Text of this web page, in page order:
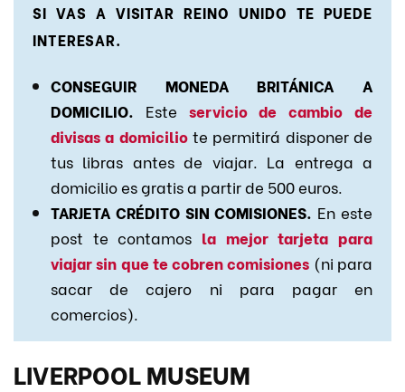
SI VAS A VISITAR REINO UNIDO TE PUEDE
INTERESAR.
CONSEGUIR MONEDA BRITÁNICA A
DOMICILIO. Este servicio de cambio de
divisas a domiciliote permitirá disponer de
tus libras antes de viajar. La entrega a
domicilio es gratis a partir de 500 euros.
TARJETA CRÉDITO SIN COMISIONES. En este
post te contamos la mejor tarjeta para
viajar sin que te cobren comisiones (ni para
sacar de cajero ni para pagar en
comercios).
LIVERPOOL MUSEUM